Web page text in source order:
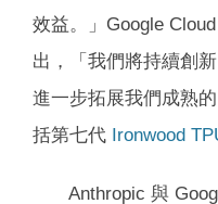
效益。」Google
出，「我們將持續創
進一步拓展我們成熟
括第七代 Ironwood
Anthropic 與